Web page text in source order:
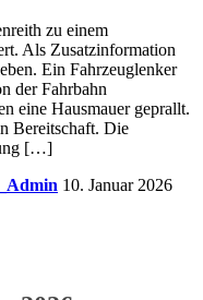
zu einem
Als Zusatzinformation
Ein Fahrzeuglenker
der Fahrbahn
eine Hausmauer geprallt.
Bereitschaft. Die
[…]
10. Januar 2026